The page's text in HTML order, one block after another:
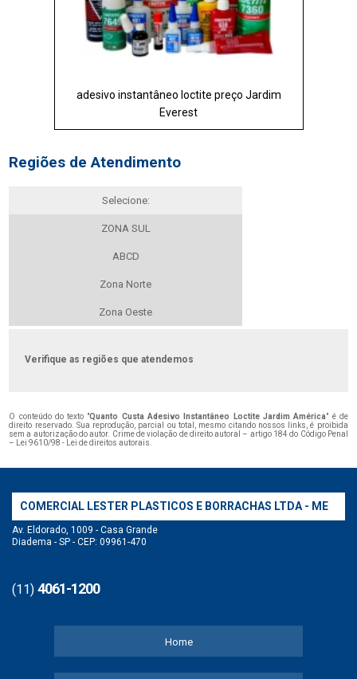
adesivo instantâneo loctite preço Jardim
Everest
Regiões de Atendimento
Selecione:
ZONA SUL
ABCD
Zona Norte
Zona Oeste
Verifique as regiões que atendemos
O conteúdo do texto "Quanto Custa Adesivo Instantâneo Loctite Jardim América" é de
direito reservado. Sua reprodução, parcial ou total, mesmo citando nossos links, é proibida
sem a autorização do autor. Crime de violação de direito autoral – artigo 184 do Código Penal
–
Lei 9610/98 - Lei de direitos autorais
COMERCIAL LESTER PLASTICOS E BORRACHAS LTDA - ME
Av. Eldorado, 1009 - Casa Grande
Diadema - SP - CEP: 09961-470
(11) 4061-1200
Home